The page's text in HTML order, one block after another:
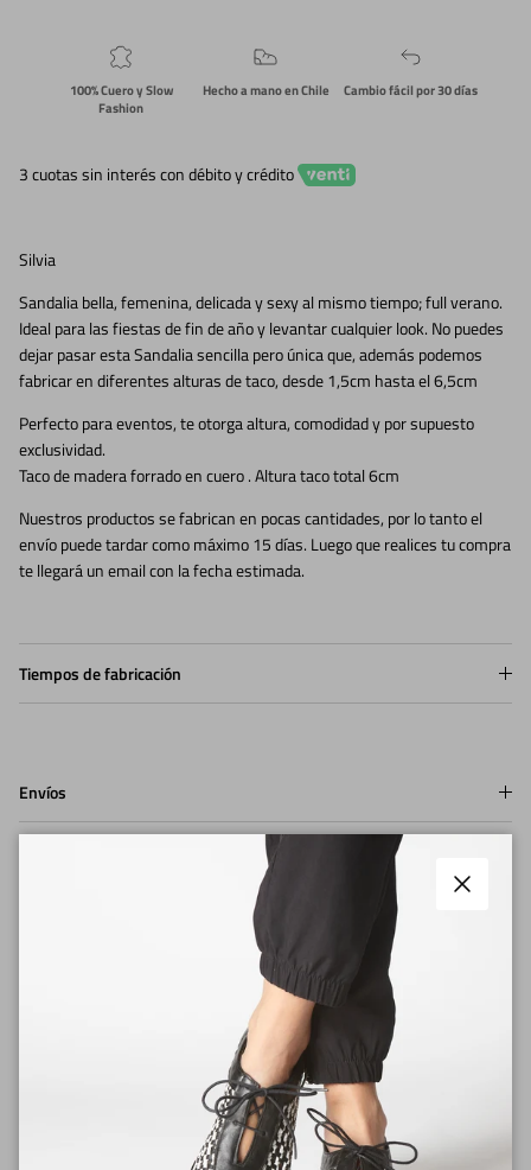
100% Cuero y Slow
Fashion
Hecho a mano en Chile Cambio fácil por 30 días
3 cuotas sin interés con débito y crédito
Silvia
Sandalia bella, femenina, delicada y sexy al mismo tiempo; full verano.
Ideal para las fiestas de fin de año y levantar cualquier look. No puedes
dejar pasar esta Sandalia sencilla pero única que, además podemos
fabricar en diferentes alturas de taco, desde 1,5cm hasta el 6,5cm
Perfecto para eventos, te otorga altura, comodidad y por supuesto
exclusividad.
Taco de madera forrado en cuero . Altura taco total 6cm
Nuestros productos se fabrican en pocas cantidades, por lo tanto el
envío puede tardar como máximo 15 días. Luego que realices tu compra
te llegará un email con la fecha estimada.
Tiempos de fabricación
Envíos